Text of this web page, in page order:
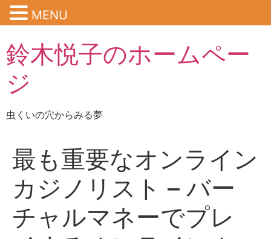
鈴木悦子のホームペー
ジ
虫くいの穴からみる夢
最も重要なオンライン
カジノリスト – バー
チャルマネーでプレ
MENU